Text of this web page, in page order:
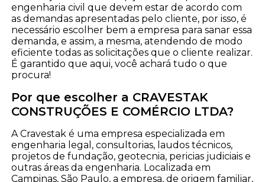
engenharia civil que devem estar de acordo com
as demandas apresentadas pelo cliente, por isso, é
necessário escolher bem a empresa para sanar essa
demanda, e assim, a mesma, atendendo de modo
eficiente todas as solicitações que o cliente realizar.
É garantido que aqui, você achará tudo o que
procura!
Por que escolher a CRAVESTAK
CONSTRUÇÕES E COMÉRCIO LTDA?
A Cravestak é uma empresa especializada em
engenharia legal, consultorias, laudos técnicos,
projetos de fundação, geotecnia, pericias judiciais e
outras áreas da engenharia. Localizada em
Campinas, São Paulo, a empresa, de origem familiar,